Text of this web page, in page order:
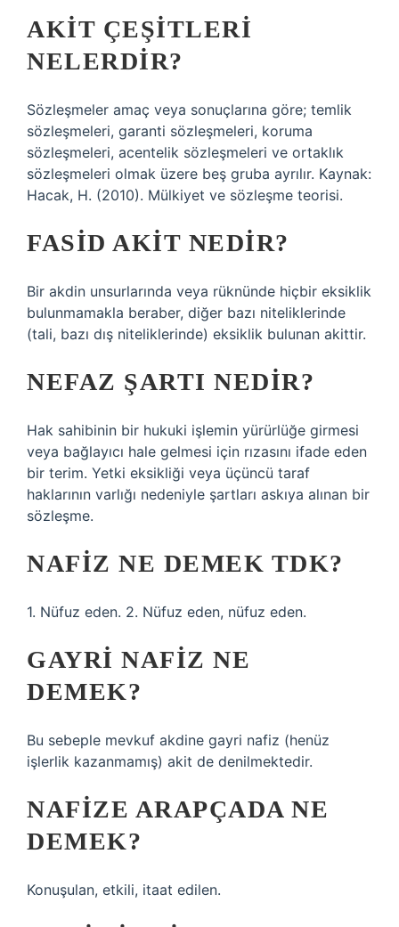
AKIT ÇEŞITLERI
NELERDIR?
Sözleşmeler amaç veya sonuçlarına göre; temlik
sözleşmeleri, garanti sözleşmeleri, koruma
sözleşmeleri, acentelik sözleşmeleri ve ortaklık
sözleşmeleri olmak üzere beş gruba ayrılır. Kaynak:
Hacak, H. (2010). Mülkiyet ve sözleşme teorisi.
FASID AKIT NEDIR?
Bir akdin unsurlarında veya rüknünde hiçbir eksiklik
bulunmamakla beraber, diğer bazı niteliklerinde
(tali, bazı dış niteliklerinde) eksiklik bulunan akittir.
NEFAZ ŞARTI NEDIR?
Hak sahibinin bir hukuki işlemin yürürlüğe girmesi
veya bağlayıcı hale gelmesi için rızasını ifade eden
bir terim. Yetki eksikliği veya üçüncü taraf
haklarının varlığı nedeniyle şartları askıya alınan bir
sözleşme.
NAFIZ NE DEMEK TDK?
1. Nüfuz eden. 2. Nüfuz eden, nüfuz eden.
GAYRI NAFIZ NE
DEMEK?
Bu sebeple mevkuf akdine gayri nafiz (henüz
işlerlik kazanmamış) akit de denilmektedir.
NAFIZE ARAPÇADA NE
DEMEK?
Konuşulan, etkili, itaat edilen.